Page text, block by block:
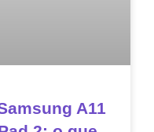
A11